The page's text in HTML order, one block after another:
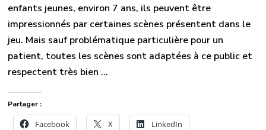
enfants jeunes, environ 7 ans, ils peuvent être
impressionnés par certaines scènes présentent dans le
jeu. Mais sauf problématique particulière pour un
patient, toutes les scènes sont adaptées à ce public et
respectent très bien …
Partager :
Facebook X LinkedIn